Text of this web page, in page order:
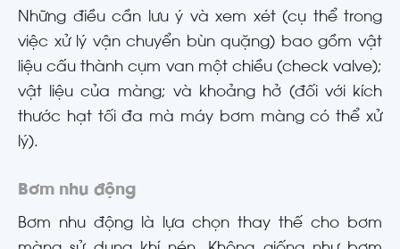
Những điều cần lưu ý và xem xét (cụ thể trong
việc xử lý vận chuyển bùn quặng) bao gồm vật
liệu cấu thành cụm van một chiều (check valve);
vật liệu của màng; và khoảng hở (đối với kích
thước hạt tối đa mà máy bơm màng có thể xử
lý).
Bơm nhu động
Bơm nhu động là lựa chọn thay thế cho bơm